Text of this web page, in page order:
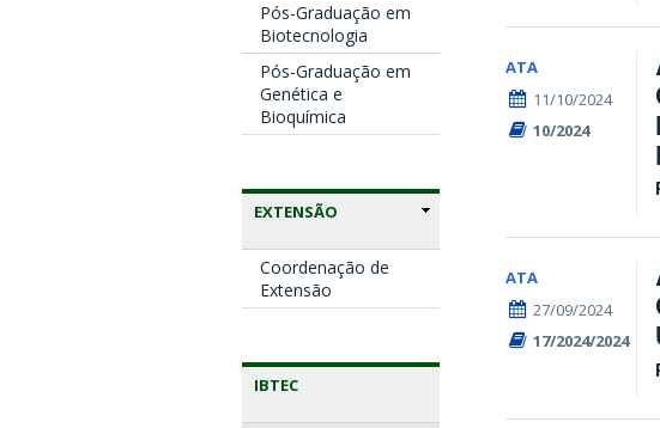
Pós-Graduação em
Biotecnologia
Pós-Graduação em
Genética e
Bioquímica
EXTENSÃO
Coordenação de
Extensão
IBTEC
ATA
11/10/2024
10/2024
ATA
27/09/2024
17/2024/2024